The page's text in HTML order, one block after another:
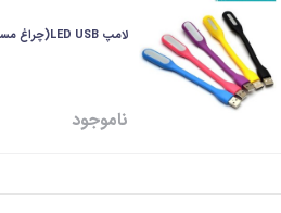
لامپ LED USB(چراغ مسواکی )
ناموجود